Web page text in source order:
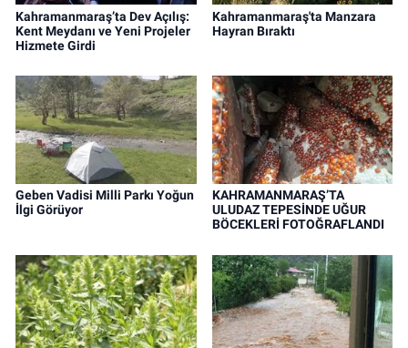
Kahramanmaraş’ta Dev Açılış:
Kent Meydanı ve Yeni Projeler
Hizmete Girdi
Kahramanmaraş'ta Manzara
Hayran Bıraktı
Geben Vadisi Milli Parkı Yoğun
İlgi Görüyor
KAHRAMANMARAŞ’TA
ULUDAZ TEPESİNDE UĞUR
BÖCEKLERİ FOTOĞRAFLANDI